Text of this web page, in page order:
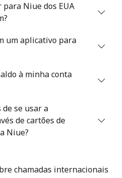
Niue dos EUA
um aplicativo para
à minha conta
de se usar a
de cartões de
Niue?
chamadas internacionais